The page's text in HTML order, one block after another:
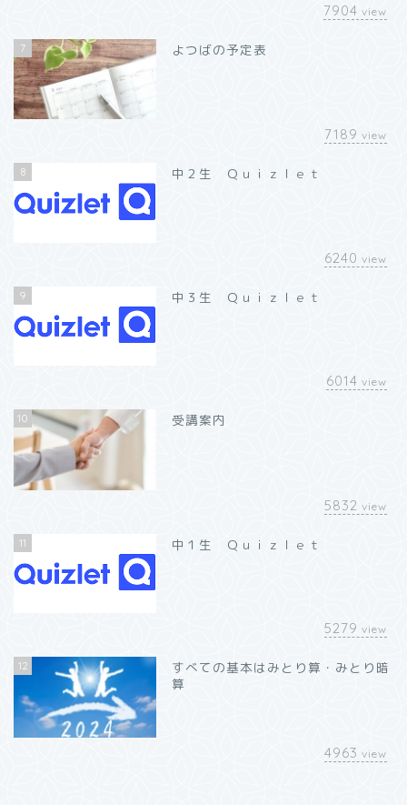
7904 view
7 よつばの予定表
7189 view
8 中２生 Ｑｕｉｚｌｅｔ
6240 view
9 中３生 Ｑｕｉｚｌｅｔ
6014 view
10 受講案内
5832 view
11 中１生 Ｑｕｉｚｌｅｔ
5279 view
12
すべての基本はみとり算・みとり暗
算
4963 view